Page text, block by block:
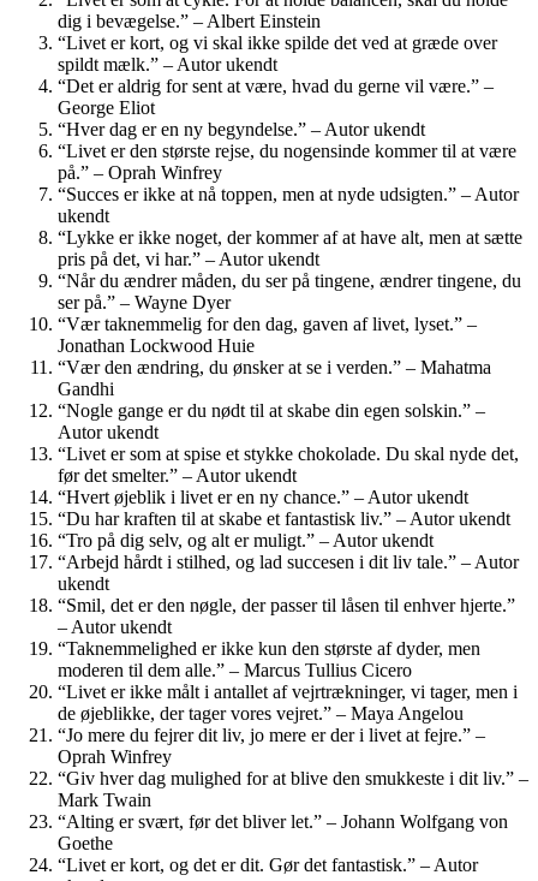
dig i bevægelse.” – Albert Einstein
“Livet er kort, og vi skal ikke spilde det ved at græde over
spildt mælk.” – Autor ukendt
“Det er aldrig for sent at være, hvad du gerne vil være.” –
George Eliot
“Hver dag er en ny begyndelse.” – Autor ukendt
“Livet er den største rejse, du nogensinde kommer til at være
på.” – Oprah Winfrey
“Succes er ikke at nå toppen, men at nyde udsigten.” – Autor
ukendt
“Lykke er ikke noget, der kommer af at have alt, men at sætte
pris på det, vi har.” – Autor ukendt
“Når du ændrer måden, du ser på tingene, ændrer tingene, du
ser på.” – Wayne Dyer
“Vær taknemmelig for den dag, gaven af livet, lyset.” –
Jonathan Lockwood Huie
“Vær den ændring, du ønsker at se i verden.” – Mahatma
Gandhi
“Nogle gange er du nødt til at skabe din egen solskin.” –
Autor ukendt
“Livet er som at spise et stykke chokolade. Du skal nyde det,
før det smelter.” – Autor ukendt
“Hvert øjeblik i livet er en ny chance.” – Autor ukendt
“Du har kraften til at skabe et fantastisk liv.” – Autor ukendt
“Tro på dig selv, og alt er muligt.” – Autor ukendt
“Arbejd hårdt i stilhed, og lad succesen i dit liv tale.” – Autor
ukendt
“Smil, det er den nøgle, der passer til låsen til enhver hjerte.”
– Autor ukendt
“Taknemmelighed er ikke kun den største af dyder, men
moderen til dem alle.” – Marcus Tullius Cicero
“Livet er ikke målt i antallet af vejrtrækninger, vi tager, men i
de øjeblikke, der tager vores vejret.” – Maya Angelou
“Jo mere du fejrer dit liv, jo mere er der i livet at fejre.” –
Oprah Winfrey
“Giv hver dag mulighed for at blive den smukkeste i dit liv.” –
Mark Twain
“Alting er svært, før det bliver let.” – Johann Wolfgang von
Goethe
“Livet er kort, og det er dit. Gør det fantastisk.” – Autor